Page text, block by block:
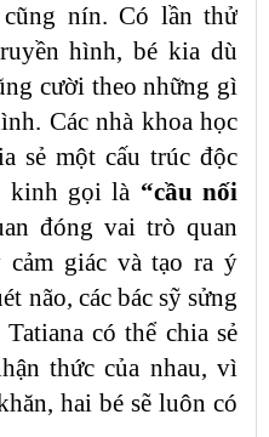
nín. Có lần thử
hình, bé kia dù
cười theo những gì
Các nhà khoa học
sẻ một cấu trúc độc
kinh gọi là “cầu nối
đóng vai trò quan
giác và tạo ra ý
não, các bác sỹ sửng
có thể chia sẻ
thức của nhau, vì
hai bé sẽ luôn có